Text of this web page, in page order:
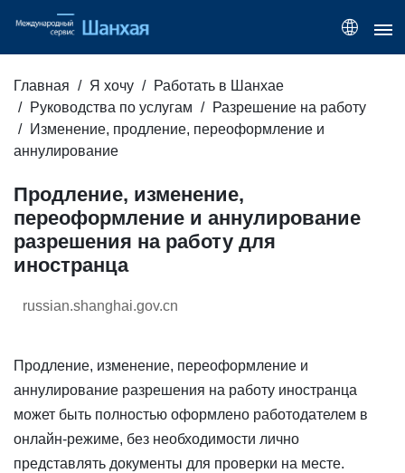
Главная Я хочу
Работать в Шанхае
Руководства по услугам
Разрешение на работу
Изменение, продление, переоформление и
аннулирование
Продление, изменение,
переоформление и аннулирование
разрешения на работу для
иностранца
russian.shanghai.gov.cn
Продление, изменение, переоформление и
аннулирование разрешения на работу иностранца
может быть полностью оформлено работодателем в
онлайн-режиме, без необходимости лично
представлять документы для проверки на месте.